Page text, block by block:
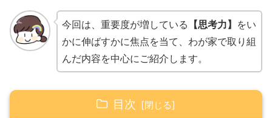
今回は、重要度が増している 【思考力】
をい
かに伸ばすかに焦点を当て、わが家で取り組
んだ内容を中心にご紹介します。
目次